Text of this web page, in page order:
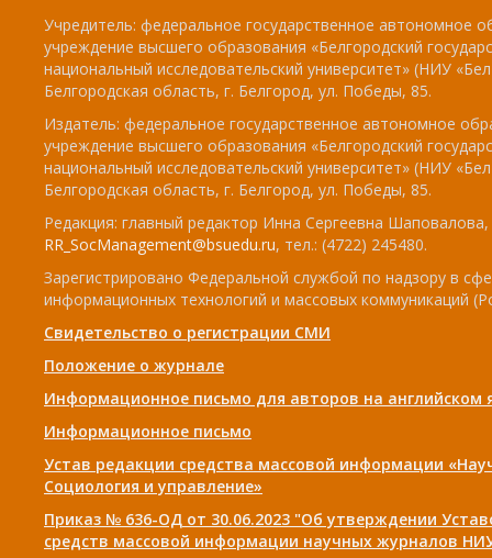
Учредитель: федеральное государственное автономное
учреждение высшего образования «Белгородский
национальный исследовательский университет» (НИУ
Белгородская область, г. Белгород, ул. Победы, 85.
Издатель: федеральное государственное автономное
учреждение высшего образования «Белгородский
национальный исследовательский университет» (НИУ
Белгородская область, г. Белгород, ул. Победы, 85.
Редакция: главный редактор Инна Сергеевна
RR_SocManagement@bsuedu.ru, тел.: (4722) 245480.
Зарегистрировано Федеральной службой по надзору в
информационных технологий и массовых коммуникаций
Свидетельство о регистрации СМИ
Положение о журнале
Информационное письмо для авторов на английском
Информационное письмо
Устав редакции средства массовой информации
Социология и управление»
Приказ № 636-ОД от 30.06.2023 "Об утверждении
средств массовой информации научных журналов